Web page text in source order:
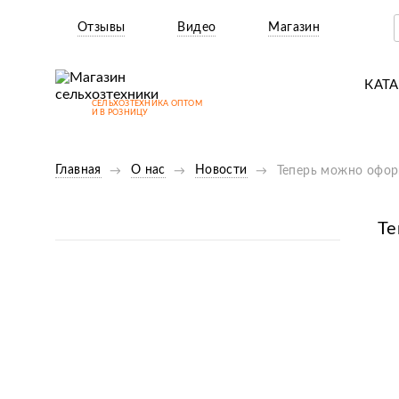
Отзывы Видео Магазин
СЕЛЬХОЗТЕХНИКА ОПТОМ
И В РОЗНИЦУ
Главная О нас Новости Теперь можно